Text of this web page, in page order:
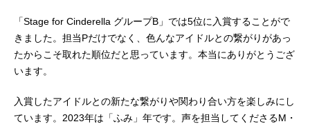
「Stage for Cinderella グループB」では5位に入賞することがで
きました。担当Pだけでなく、色んなアイドルとの繋がりがあっ
たからこそ取れた順位だと思っています。本当にありがとうござ
います。
入賞したアイドルとの新たな繋がりや関わり合い方を楽しみにし
ています。2023年は「ふみ」年です。声を担当してくださるM・